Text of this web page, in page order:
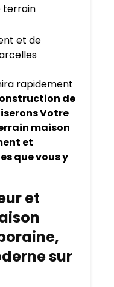
terrain
et de
rapidement
de
Votre
maison
et
que vous y
et
sur